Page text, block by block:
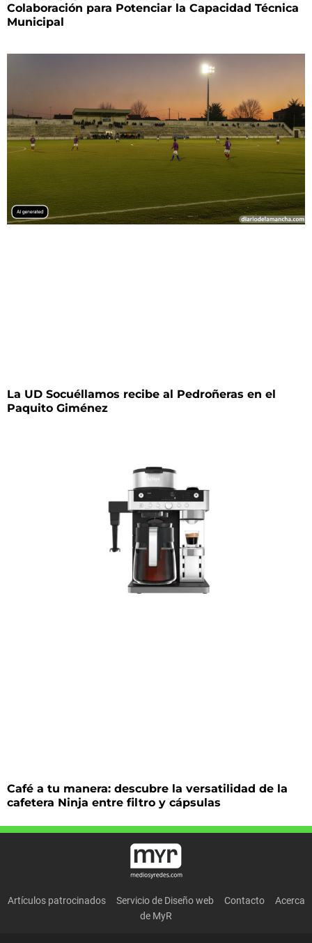
Colaboración para Potenciar la Capacidad Técnica
Municipal
La UD Socuéllamos recibe al Pedroñeras en el
Paquito Giménez
Café a tu manera: descubre la versatilidad de la
cafetera Ninja entre filtro y cápsulas
Artículos patrocinados Servicio de Diseño web Contacto
Acerca
de MyR